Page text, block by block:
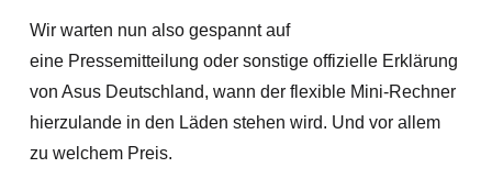
Wir warten nun also gespannt auf
eine Pressemitteilung oder sonstige offizielle Erklärung
von Asus Deutschland, wann der flexible Mini-Rechner
hierzulande in den Läden stehen wird. Und vor allem
zu welchem Preis.